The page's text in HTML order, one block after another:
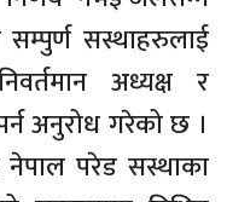
सस्थाहरुलाई
अध्यक्ष र
अनुरोध गरेको छ ।
नेपाल परेड सस्थाका